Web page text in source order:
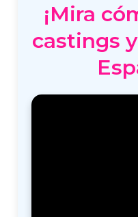
¡Mira
castings